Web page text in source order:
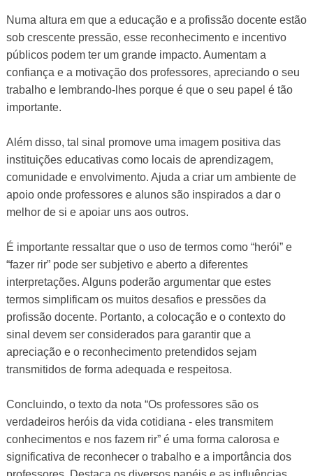
Numa altura em que a educação e a profissão docente estão
sob crescente pressão, esse reconhecimento e incentivo
públicos podem ter um grande impacto. Aumentam a
confiança e a motivação dos professores, apreciando o seu
trabalho e lembrando-lhes porque é que o seu papel é tão
importante.
Além disso, tal sinal promove uma imagem positiva das
instituições educativas como locais de aprendizagem,
comunidade e envolvimento. Ajuda a criar um ambiente de
apoio onde professores e alunos são inspirados a dar o
melhor de si e apoiar uns aos outros.
É importante ressaltar que o uso de termos como “herói” e
“fazer rir” pode ser subjetivo e aberto a diferentes
interpretações. Alguns poderão argumentar que estes
termos simplificam os muitos desafios e pressões da
profissão docente. Portanto, a colocação e o contexto do
sinal devem ser considerados para garantir que a
apreciação e o reconhecimento pretendidos sejam
transmitidos de forma adequada e respeitosa.
Concluindo, o texto da nota “Os professores são os
verdadeiros heróis da vida cotidiana - eles transmitem
conhecimentos e nos fazem rir” é uma forma calorosa e
significativa de reconhecer o trabalho e a importância dos